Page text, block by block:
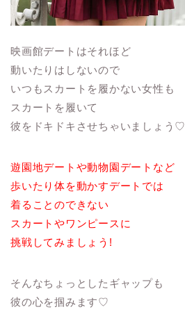
映画館デートはそれほど
動いたりはしないので
いつもスカートを履かない女性も
スカートを履いて
彼をドキドキさせちゃいましょう♡
遊園地デートや動物園デートなど
歩いたり体を動かすデートでは
着ることのできない
スカートやワンピースに
挑戦してみましょう!
そんなちょっとしたギャップも
彼の心を掴みます♡